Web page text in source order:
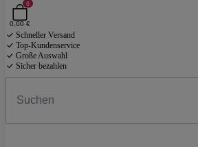
0
0,00 €
Schneller Versand
Top-Kundenservice
Große Auswahl
Sicher bezahlen